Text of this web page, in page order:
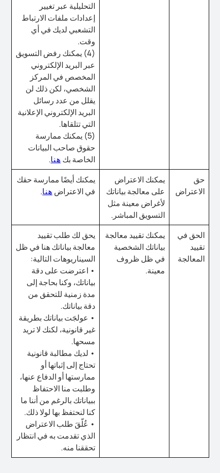
التحليلية عبر تغيير
إعدادات ملفات الارتباط
التشعبي لديك في أي
وقت.
(4) يمكنك رفض التسويق
عبر البريد الإلكتروني
المخصص في المركز
الشخصي، لكن ذلك لن
يقلل من عدد رسائل
البريد الإلكتروني الإعلانية
التي تتلقاها.
(5) يمكنك ممارسة
حقوق صاحب البيانات
الخاصة بك هنا.
حق
الاعتراض
يمكنك الاعتراض
على معالجة بياناتك
لأغراض معينة مثل
التسويق المباشر.
يمكنك أيضًا ممارسة حقك
في الاعتراض هنا.
الحق في
تقييد
المعالجة
يمكنك تقييد معالجة
بياناتك الشخصية
في ظل ظروف
معينة.
يحق لك طلب تقييد
معالجة بياناتك هنا في ظل
السيناريوهات التالية:
• اعترضت على دقة
بياناتك، وكنا بحاجة إلى
مدة زمنية للتحقق من
دقة بياناتك.
• عولجَت بياناتك بطريقة
غير قانونية، لكنك لا تريد
مسحها.
• لديك مطالبة قانونية
تحتاج إلى إثباتها أو
ممارستها أو الدفاع عنها،
وطلبت منا الاحتفاظ
ببياناتك بالرغم من أننا ما
كنا لنحتفظ بها لولا ذلك.
• عُلّقَ طلب الاعتراض
الذي تقدمت به في انتظار
تحققنا منه.